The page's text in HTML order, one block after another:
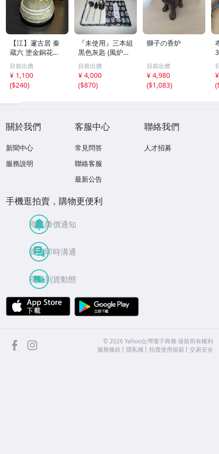
【江】邃古居 秦
蔵六 塗金銅花器
直径約9cm×高さ
30cm 在銘 共箱
古美術品(華道具
花生花瓶花生飾
目前出價
¥ 1,100
($240)
『未使用』三本組
黒色灰匙 (風炉用)
化粧箱
目前出價
¥ 4,000
($870)
獅子の香炉
目前出價
¥ 4,980
($1,083)
(
關於我們
新聞中心
服務說明
客服中心
常見問答
聯絡客服
最新公告
聯絡我們
人才招募
手機逛拍賣，購物更便利
商品降價通知
買賣即時溝通
商品到貨動態
APP Store
facebook ©2026 Yahoo台灣電子商務 保留所有權利
服務條款
隱私權 拍賣使用規範 交易安全